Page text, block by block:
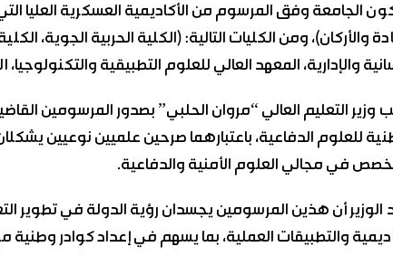
الجامعة وفق المرسوم من الأكاديمية العسكرية العليا
والأركان)، ومن الكليات التالية: (الكلية الحربية الجوية،
والإدارية، المعهد العالي للعلوم التطبيقية
وزير التعليم العالي “مروان الحلبي” بصدور المرسومين
للعلوم الدفاعية، باعتبارهما صرحين علميين نوعيين
في مجالي العلوم الأمنية والدفاعية.
الوزير أن هذين المرسومين يجسدان رؤية الدولة في تطوير
والتطبيقات العملية، بما يسهم في إعداد كوادر وطنية